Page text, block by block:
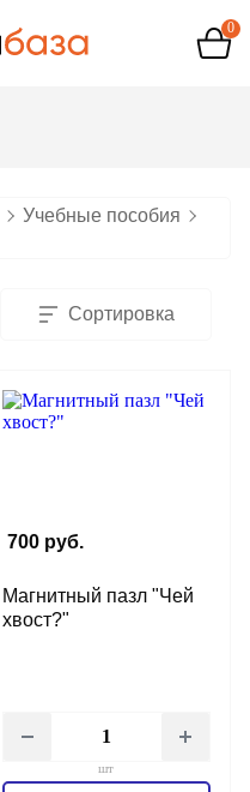
0
Учебные пособия
Сортировка
700 руб.
Магнитный пазл "Чей
хвост?"
шт